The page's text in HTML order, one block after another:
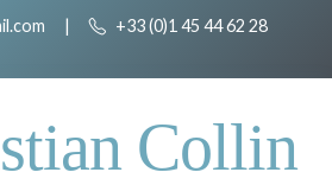
| +33 (0)1 45 44 62 28
Collin